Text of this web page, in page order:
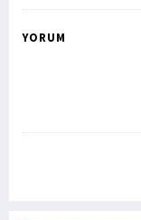
YORUM